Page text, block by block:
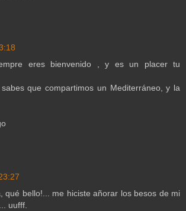
eres bienvenido , y es un placer tu
que compartimos un Mediterráneo, y la
qué bello!... me hiciste añorar los besos de mi
uufff.